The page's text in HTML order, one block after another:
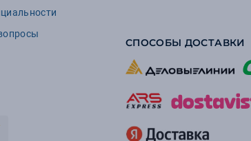
СПОСОБЫ ДОСТАВКИ